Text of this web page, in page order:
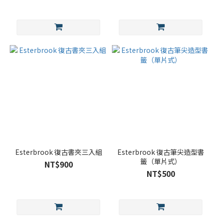
Esterbrook 復古書夾三入組
NT$900
Esterbrook 復古筆尖造型書
籤（單片式）
NT$500